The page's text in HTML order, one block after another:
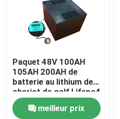
Paquet 48V 100AH
105AH 200AH de
batterie au lithium de
chariot de golf Lifepo4
avec la communication
meilleur prix